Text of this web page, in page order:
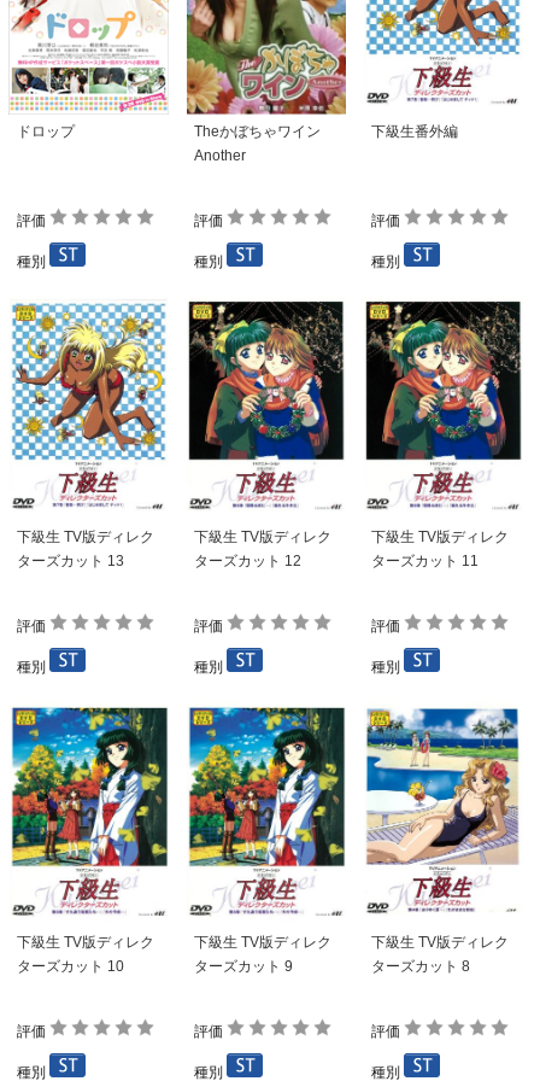
ドロップ
評価
種別
Theかぼちゃワイン
Another
評価
種別
下級生番外編
評価
種別
下級生 TV版ディレク
ターズカット 13
評価
種別
下級生 TV版ディレク
ターズカット 12
評価
種別
下級生 TV版ディレク
ターズカット 11
評価
種別
下級生 TV版ディレク
ターズカット 10
評価
種別
下級生 TV版ディレク
ターズカット 9
評価
種別
下級生 TV版ディレク
ターズカット 8
評価
種別